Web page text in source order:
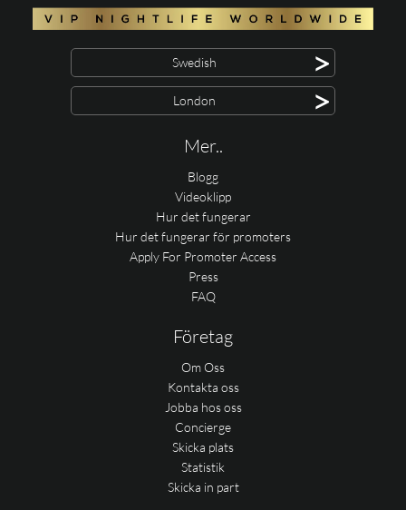
Swedish >
London >
Mer..
Blogg
Videoklipp
Hur det fungerar
Hur det fungerar för promoters
Apply For Promoter Access
Press
FAQ
Företag
Om Oss
Kontakta oss
Jobba hos oss
Concierge
Skicka plats
Statistik
Skicka in part